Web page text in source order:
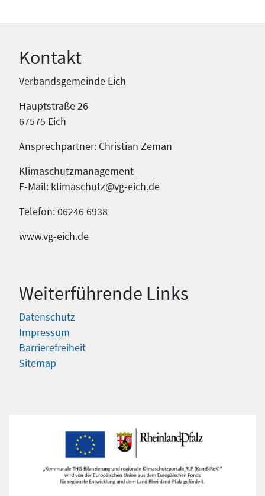
Kontakt
Verbandsgemeinde Eich
Hauptstraße 26
67575 Eich
Ansprechpartner: Christian Zeman
Klimaschutzmanagement
E-Mail: klimaschutz@vg-eich.de
Telefon: 06246 6938
www.vg-eich.de
Weiterführende Links
Datenschutz
Impressum
Barrierefreiheit
Sitemap